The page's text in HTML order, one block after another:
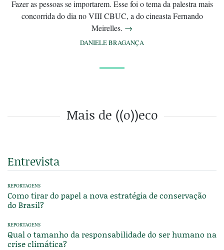
Fazer as pessoas se importarem. Esse foi o tema da palestra mais
concorrida do dia no VIII CBUC, a do cineasta Fernando
Meirelles. →
DANIELE BRAGANÇA
Mais de ((o))eco
Entrevista
REPORTAGENS
Como tirar do papel a nova estratégia de conservação
do Brasil?
REPORTAGENS
Qual o tamanho da responsabilidade do ser humano na
crise climática?